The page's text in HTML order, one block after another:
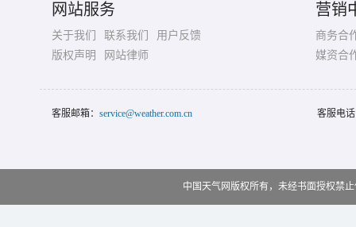
网站服务
关于我们 联系我们
用户反馈
版权声明
网站律师
营销
商务合
媒资合
客服邮箱： service@weather.com.cn 客服电
中国天气网版权所有，未经书面授权